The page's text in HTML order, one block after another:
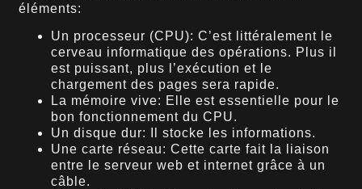
éléments:
Un processeur (CPU): C’est littéralement le
cerveau informatique des opérations. Plus il
est puissant, plus l’exécution et le
chargement des pages sera rapide.
La mémoire vive: Elle est essentielle pour le
bon fonctionnement du CPU.
Un disque dur: Il stocke les informations.
Une carte réseau: Cette carte fait la liaison
entre le serveur web et internet grâce à un
câble.